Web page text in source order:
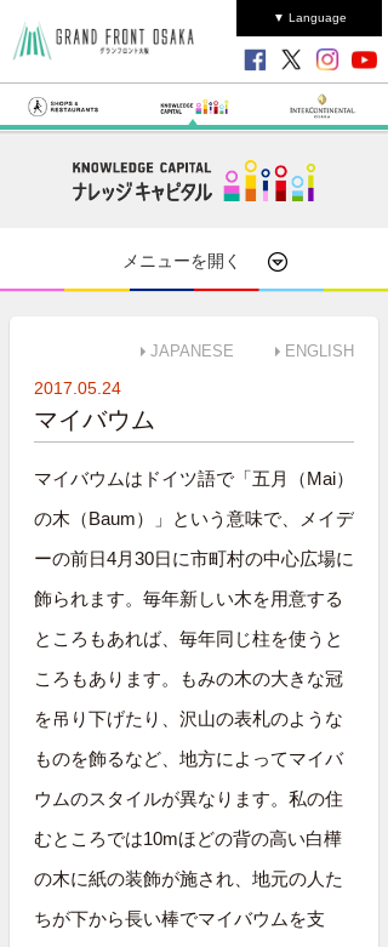
▼ Language
メニューを開く
JAPANESE ENGLISH
2017.05.24
マイバウム
マイバウムはドイツ語で「五月（Mai）
の木（Baum）」という意味で、メイデ
ーの前日4月30日に市町村の中心広場に
飾られます。毎年新しい木を用意する
ところもあれば、毎年同じ柱を使うと
ころもあります。
もみの木の大きな冠
を吊り下げたり、沢山の表札のような
ものを飾るなど、地方によってマイバ
ウムのスタイルが異なります。私の住
むところでは10mほどの背の高い白樺
の木に紙の装飾が施され、地元の人た
ちが下から長い棒でマイバウムを支